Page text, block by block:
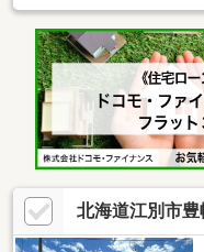
適です ●１階はほぼ全面床
ス（エコジョーズ）と電
ＩＨ・食洗器・食器棚・
あり、とても日当たりの
幌公園」徒歩1分、JR函館
広大な草原で、建物が建
北海道江別市